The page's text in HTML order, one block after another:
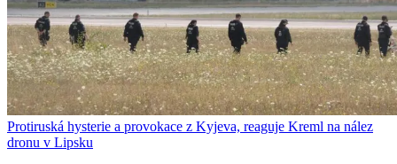
Protiruská hysterie a provokace z Kyjeva, reaguje Kreml na nález
dronu v Lipsku